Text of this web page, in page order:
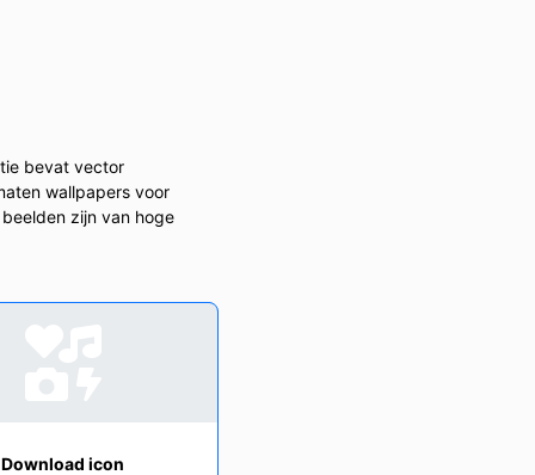
bevat vector
wallpapers voor
zijn van hoge
Download icon